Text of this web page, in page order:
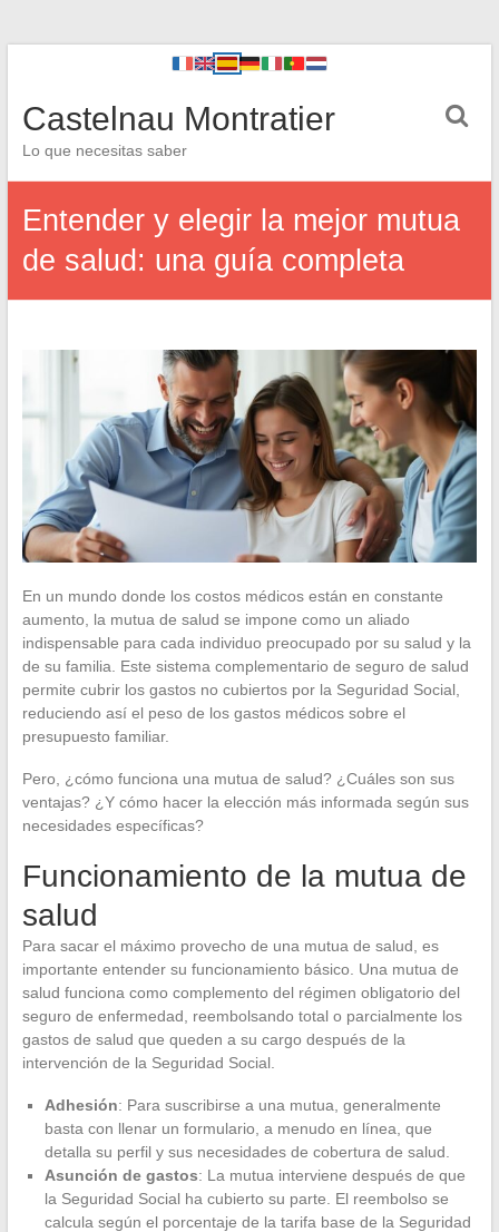
Castelnau Montratier
Lo que necesitas saber
Entender y elegir la mejor mutua
de salud: una guía completa
En un mundo donde los costos médicos están en constante
aumento, la mutua de salud se impone como un aliado
indispensable para cada individuo preocupado por su salud y la
de su familia. Este sistema complementario de seguro de salud
permite cubrir los gastos no cubiertos por la Seguridad Social,
reduciendo así el peso de los gastos médicos sobre el
presupuesto familiar.
Pero, ¿cómo funciona una mutua de salud? ¿Cuáles son sus
ventajas? ¿Y cómo hacer la elección más informada según sus
necesidades específicas?
Funcionamiento de la mutua de
salud
Para sacar el máximo provecho de una mutua de salud, es
importante entender su funcionamiento básico. Una mutua de
salud funciona como complemento del régimen obligatorio del
seguro de enfermedad, reembolsando total o parcialmente los
gastos de salud que queden a su cargo después de la
intervención de la Seguridad Social.
Adhesión: Para suscribirse a una mutua, generalmente
basta con llenar un formulario, a menudo en línea, que
detalla su perfil y sus necesidades de cobertura de salud.
Asunción de gastos: La mutua interviene después de que
la Seguridad Social ha cubierto su parte. El reembolso se
calcula según el porcentaje de la tarifa base de la Seguridad